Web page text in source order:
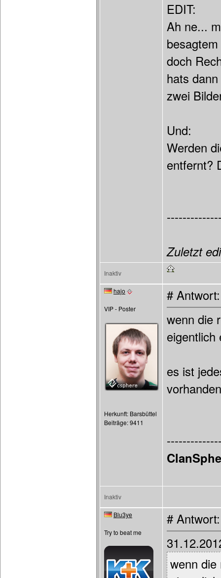
EDIT:
Ah ne...
doch
hats
zwei
Und:
Werden
entfernt?
Zuletzt
Inaktiv
hajo
VIP - Poster
Herkunft: Barsbüttel
Beiträge: 9411
#
wenn die
eigentlich
es ist
Inaktiv
Blu3ye
Try to beat me
#
wenn